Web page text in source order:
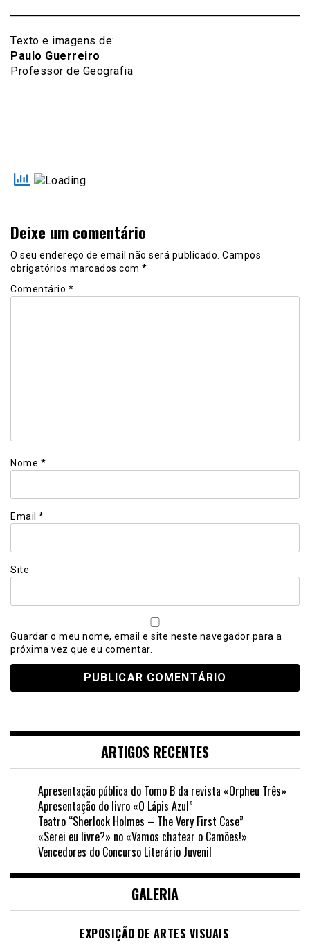
Texto e imagens de:
Paulo Guerreiro
Professor de Geografia
Deixe um comentário
O seu endereço de email não será publicado. Campos
obrigatórios marcados com *
Comentário *
Nome *
Email *
Site
Guardar o meu nome, email e site neste navegador para a
próxima vez que eu comentar.
ARTIGOS RECENTES
Apresentação pública do Tomo B da revista «Orpheu Três»
Apresentação do livro «O Lápis Azul”
Teatro “Sherlock Holmes – The Very First Case”
«Serei eu livre?» no «Vamos chatear o Camões!»
Vencedores do Concurso Literário Juvenil
GALERIA
EXPOSIÇÃO DE ARTES VISUAIS